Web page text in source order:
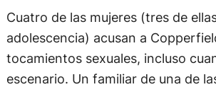
Cuatro de las mujeres (tres de
adolescencia) acusan a
tocamientos sexuales, incluso
escenario. Un familiar de una de